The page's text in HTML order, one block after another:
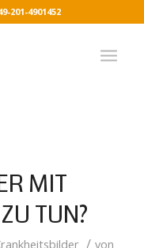
4901452
MIT
TUN?
/ von